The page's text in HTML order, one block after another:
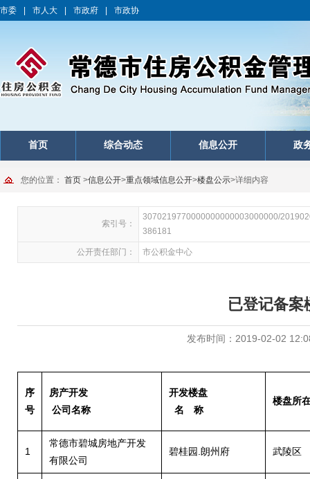
市委 市人大 市政府 市政协
首页 综合动态 信息公开 政
您的位置： 首页 >信息公开>重点领域信息公开>楼盘公示>详细内容
索引号：
3070219770000000000003000000/
386181
公开责任部门： 市公积金中心
已登记备案
发布时间：2019-02-02
序
号
房产开发
公司名称
开发楼盘
名 称
楼盘所
1
常德市碧城房地产开发
有限公司
碧桂园.朗州府 武陵区